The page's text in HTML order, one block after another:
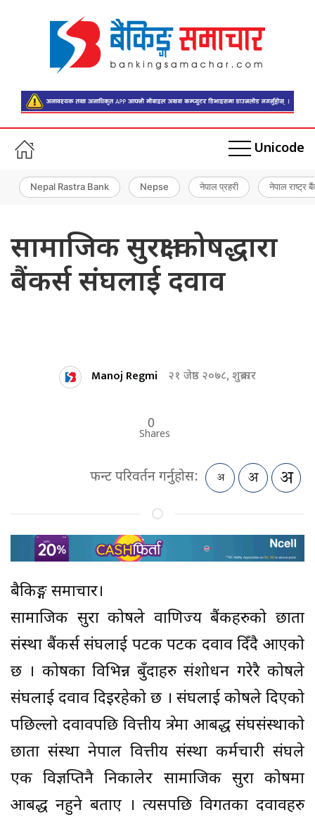
Unicode
Nepal Rastra Bank Nepse नेपाल प्रहरी नेपाल राष्ट्र
सामाजिक सुरक्षा कोषद्धारा
बैंकर्स संघलाई दवाव
Manoj Regmi २१ जेष्ठ २०७८, शुक्रबार
0
Shares
फन्ट परिवर्तन गर्नुहोस:
बैकिङ्ग समाचार।
सामाजिक सुरक्षा कोषले वाणिज्य बैंकहरुको छाता
संस्था बैंकर्स संघलाई पटक पटक दवाव दिँदै आएको
छ । कोषका विभिन्न बुँदाहरु संशोधन गरेरै कोषले
संघलाई दवाव दिइरहेको छ । संघलाई कोषले दिएको
पछिल्लो दवावपछि वित्तीय क्षेत्रमा आबद्ध संघसंस्थाको
छाता संस्था नेपाल वित्तीय संस्था कर्मचारी संघले
एक विज्ञप्तिनै निकालेर सामाजिक सुरक्षा कोषमा
आबद्ध नहुने बताए । त्यसपछि विगतका दवावहरु